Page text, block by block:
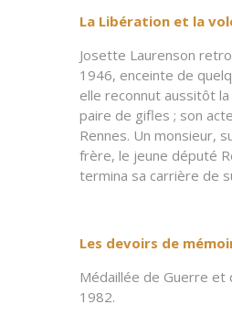
La Libération et la
Josette Laurenson
1946, enceinte de
elle reconnut aussitôt
paire de gifles ; son
Rennes. Un monsieur,
frère, le jeune député
termina sa carrière de
Les devoirs de
Médaillée de Guerre et
1982.